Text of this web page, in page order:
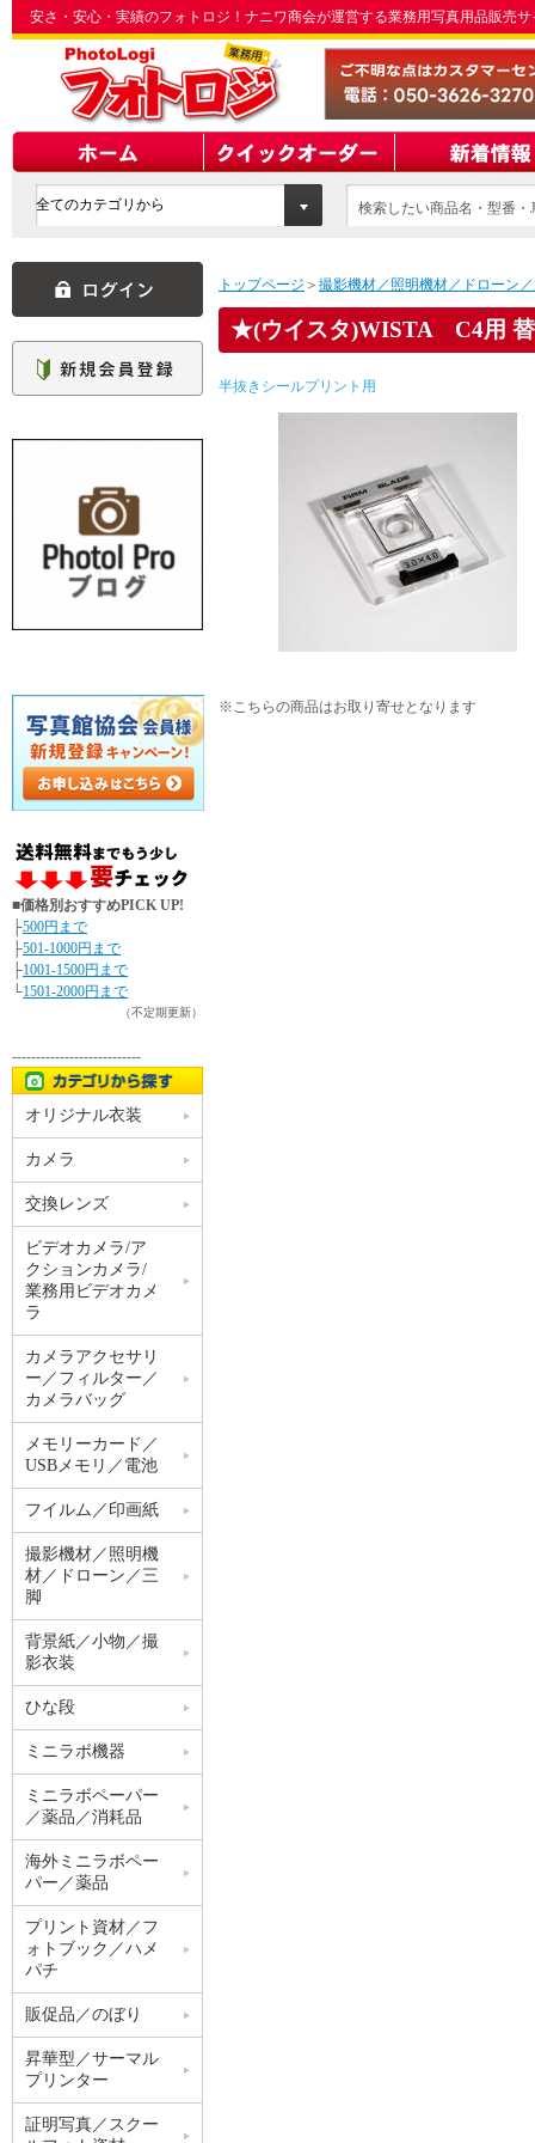
安さ・安心・実績のフォトロジ！ナニワ商会が運営する業務用写真用品販売
検索したい商品名・型番
トップページ ＞ 撮影機材／照明機材／ドローン
(ウイスタ)WISTA C4用
半抜きシールプリント用
※こちらの商品はお取り寄せとなります
■価格別おすすめPICK UP!
├500円まで
├501-1000円まで
├1001-1500円まで
└1501-2000円まで
（不定期更新）
---------------------------
オリジナル衣装
カメラ
交換レンズ
ビデオカメラ/ア
クションカメラ/
業務用ビデオカメ
ラ
カメラアクセサリ
ー／フィルター／
カメラバッグ
メモリーカード／
USBメモリ／電池
フイルム／印画紙
撮影機材／照明機
材／ドローン／三
脚
背景紙／小物／撮
影衣装
ひな段
ミニラボ機器
ミニラボペーパー
／薬品／消耗品
海外ミニラボペー
パー／薬品
プリント資材／フ
ォトブック／ハメ
パチ
販促品／のぼり
昇華型／サーマル
プリンター
証明写真／スクー